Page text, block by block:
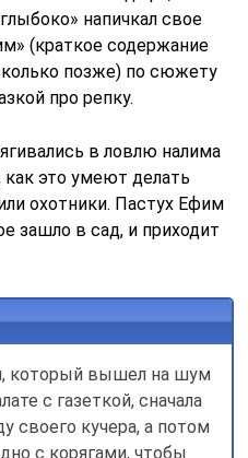
напичкал свое
(краткое содержание
позже) по сюжету
про репку.
в ловлю налима
как это умеют делать
охотники. Пастух Ефим
зашло в сад, и приходит
который вышел на шум
с газеткой, сначала
своего кучера, а потом
с корягами, чтобы